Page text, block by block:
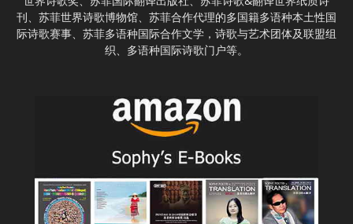
刊、苏菲世界诗歌博物馆、苏菲合作代理的多国籍多语种本土性国
际诗歌赛事、苏菲多语种国际合作文学，诗歌与艺术团体及联盟组
织、多语种国际诗歌门户等。